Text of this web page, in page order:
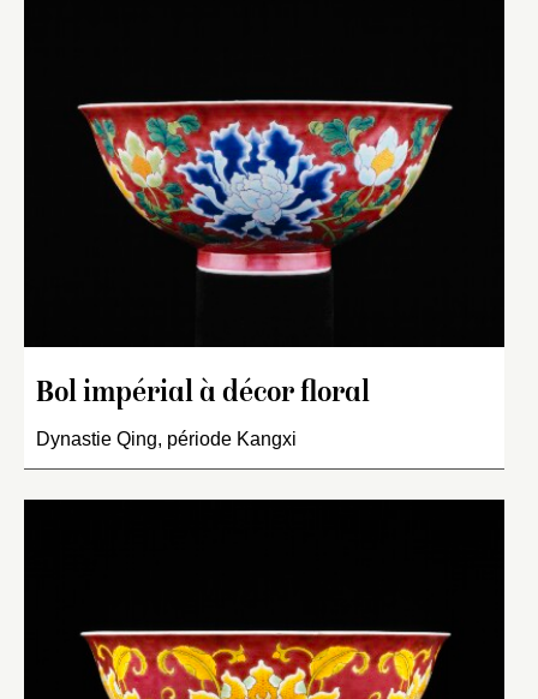
Bol impérial à décor floral
Dynastie Qing, période Kangxi